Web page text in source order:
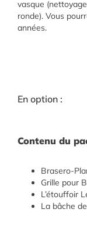
vasque
ronde). Vous
années.
En option :
Contenu du
Brasero-
Grille pour
L’étouffoir
La bâche